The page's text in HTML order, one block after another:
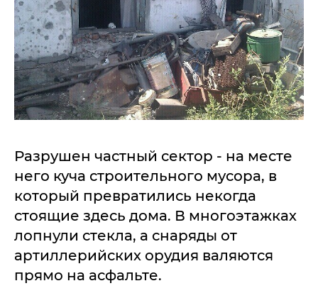
Разрушен частный сектор - на месте
него куча строительного мусора, в
который превратились некогда
стоящие здесь дома. В многоэтажках
лопнули стекла, а снаряды от
артиллерийских орудия валяются
прямо на асфальте.